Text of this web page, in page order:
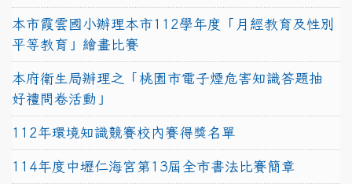
本市霞雲國小辦理本市112學年度「月經教育及性別
平等教育」繪畫比賽
本府衛生局辦理之「桃園市電子煙危害知識答題抽
好禮問卷活動」
112年環境知識競賽校內賽得獎名單
114年度中壢仁海宮第13屆全市書法比賽簡章